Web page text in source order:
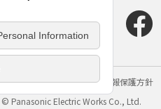
クッキーポリシー
個人情報保護方針
© Panasonic Electric Works Co., Ltd.